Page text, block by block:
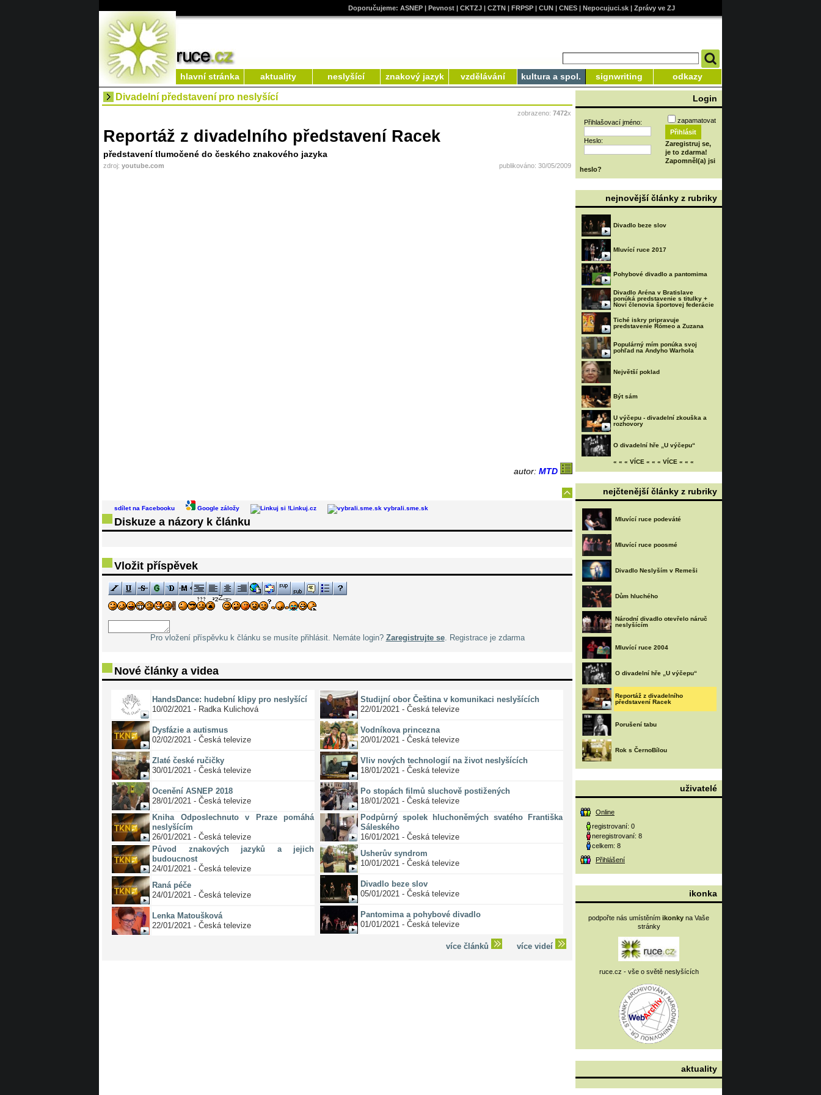
Doporučujeme: ASNEP| Pevnost| CKTZJ| CZTN| FRPSP| CUN| CNES| Nepocujuci.sk| Zprávy ve ZJ
hlavní stránka aktuality neslyšící znakový jazyk vzdělávání kultura a spol. signwriting odkazy
Divadelní představení pro neslyšící
zobrazeno: 7472x
Reportáž z divadelního představení Racek
představení tlumočené do českého znakového jazyka
zdroj: youtube.com publikováno: 30/05/2009
autor: MTD
sdílet na Facebooku Google záložy Linkuj.cz vybrali.sme.sk
Diskuze a názory k článku
Vložit příspěvek
Pro vložení příspěvku k článku se musíte přihlásit. Nemáte login? Zaregistrujte se. Registrace je zdarma
Nové články a videa
HandsDance: hudební klipy pro neslyšící
10/02/2021 - Radka Kulichová
Dysfázie a autismus
02/02/2021 - Česká televize
Zlaté české ručičky
30/01/2021 - Česká televize
Ocenění ASNEP 2018
28/01/2021 - Česká televize
Kniha Odposlechnuto v Praze pomáhá
neslyšícím
26/01/2021 - Česká televize
Původ znakových jazyků a jejich
budoucnost
24/01/2021 - Česká televize
Raná péče
24/01/2021 - Česká televize
Lenka Matoušková
22/01/2021 - Česká televize
Studijní obor Čeština v komunikaci neslyšících
22/01/2021 - Česká televize
Vodníkova princezna
20/01/2021 - Česká televize
Vliv nových technologií na život neslyšících
18/01/2021 - Česká televize
Po stopách filmů sluchově postižených
18/01/2021 - Česká televize
Podpůrný spolek hluchoněmých svatého Františka
Sáleského
16/01/2021 - Česká televize
Usherův syndrom
10/01/2021 - Česká televize
Divadlo beze slov
05/01/2021 - Česká televize
Pantomima a pohybové divadlo
01/01/2021 - Česká televize
více článků více videí
Login
Přihlašovací jméno:
Heslo:
zapamatovat
Zaregistruj se,
je to zdarma!
Zapomněl(a) jsi
heslo?
nejnovější články z rubriky
Divadlo beze slov
Mluvící ruce 2017
Pohybové divadlo a pantomima
Divadlo Aréna v Bratislave
ponúká predstavenie s titulky +
Noví členovia športovej federácie
Tiché iskry pripravuje
predstavenie Rómeo a Zuzana
Populárný mím ponúka svoj
pohľad na Andyho Warhola
Největší poklad
Být sám
U výčepu - divadelní zkouška a
rozhovory
O divadelní hře „U výčepu“
« « « VÍCE « « « VÍCE « « «
nejčtenější články z rubriky
Mluvící ruce podeváté
Mluvící ruce poosmé
Divadlo Neslyším v Remeši
Dům hluchého
Národní divadlo otevřelo náruč
neslyšícím
Mluvící ruce 2004
O divadelní hře „U výčepu“
Reportáž z divadelního
představení Racek
Porušení tabu
Rok s ČernoBílou
uživatelé
Online
registrovaní: 0
neregistrovaní: 8
celkem: 8
Přihlášení
ikonka
podpořte nás umístěním ikonky na Vaše
stránky
ruce.cz - vše o světě neslyšících
aktuality